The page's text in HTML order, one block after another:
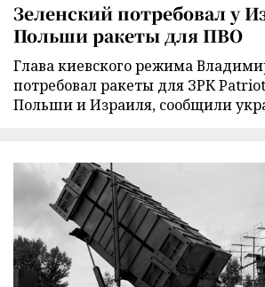
Зеленский потребовал у
Польши ракеты для ПВО
Глава киевского режима
потребовал ракеты для ЗРК
Польши и Израиля, сообщили